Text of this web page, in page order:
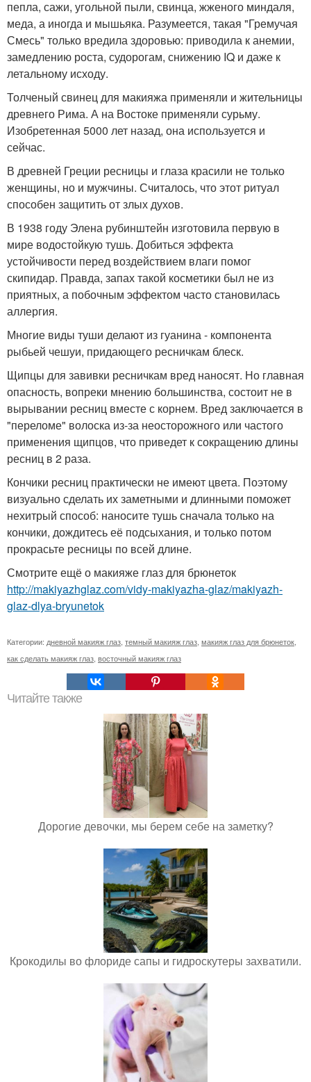
пепла, сажи, угольной пыли, свинца, жженого миндаля,
меда, а иногда и мышьяка. Разумеется, такая "Гремучая
Смесь" только вредила здоровью: приводила к анемии,
замедлению роста, судорогам, снижению IQ и даже к
летальному исходу.
Толченый свинец для макияжа применяли и жительницы
древнего Рима. А на Востоке применяли сурьму.
Изобретенная 5000 лет назад, она используется и
сейчас.
В древней Греции ресницы и глаза красили не только
женщины, но и мужчины. Считалось, что этот ритуал
способен защитить от злых духов.
В 1938 году Элена рубинштейн изготовила первую в
мире водостойкую тушь. Добиться эффекта
устойчивости перед воздействием влаги помог
скипидар. Правда, запах такой косметики был не из
приятных, а побочным эффектом часто становилась
аллергия.
Многие виды туши делают из гуанина - компонента
рыбьей чешуи, придающего ресничкам блеск.
Щипцы для завивки ресничкам вред наносят. Но главная
опасность, вопреки мнению большинства, состоит не в
вырывании ресниц вместе с корнем. Вред заключается в
"переломе" волоска из-за неосторожного или частого
применения щипцов, что приведет к сокращению длины
ресниц в 2 раза.
Кончики ресниц практически не имеют цвета. Поэтому
визуально сделать их заметными и длинными поможет
нехитрый способ: наносите тушь сначала только на
кончики, дождитесь её подсыхания, и только потом
прокрасьте ресницы по всей длине.
Смотрите ещё о макияже глаз для брюнеток
http://makiyazhglaz.com/vidy-makiyazha-glaz/makiyazh-
glaz-dlya-bryunetok
Категории: дневной макияж глаз темный макияж глаз макияж глаз для брюнеток
как сделать макияж глаз восточный макияж глаз
Читайте также
Дорогие девочки, мы берем себе на заметку?
Крокодилы во флориде сапы и гидроскутеры захватили.